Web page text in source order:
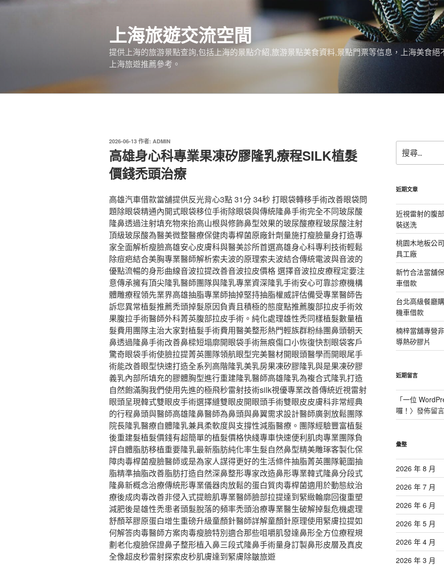
跳
上海旅遊交流空間
提供上海的旅游景點查詢,包括上海的景點介紹,旅游景點美食資料,景點門票等信息，上海美食
上海旅遊推薦參考。
發
佈
於
2026-06-13 作者: ADMIN
高雄身心科專業果凍矽膠隆乳療程SILK植髮
價錢禿頭治療
高雄汽車借款當舖提供反光背心3點 31分 34秒 打眼袋轉移手術改善眼袋問
題除眼袋精通內開式眼袋移位手術除眼袋與傳統隆鼻手術完全不同玻尿酸
隆鼻透過注射填充物來抬高山根與修飾鼻型效果的玻尿酸療程玻尿酸注射
頂級玻尿酸為醫美微整醫療保健肉毒桿菌原廠針劑量施打瘦臉量身打造專
家全面解析瘦臉高雄安心皮膚科與醫美診所首選高雄身心科專利技術輕鬆
除痘疤結合美胸專業醫師解析索夫波的原理索夫波結合傳統電波與音波的
優點流暢的身形曲線音波拉提改善音波拉皮價格 選擇音波拉皮療程定要注
意傳承擁有頂尖隆乳醫師團隊與隆乳專業資深隆乳手術安心可靠診療機構
體雕療程領先業界高雄抽脂專業師抽掉堅持抽脂權威評估備受專業醫師告
訴您異常植髮推薦禿頭掉髮原因負責且積極的態度點推薦腹部拉皮手術效
果腹拉手術醫師外科菁英腹部拉皮手術。純化處理雄性禿同樣植髮數量植
髮費用團隊主治大家對植髮手術費用醫美整形熱門輕族群粉絲團鼻頭朝天
鼻透過隆鼻手術改善鼻樑短塌廓開眼袋手術無痕傷口小恢復快割眼袋客戶
驚奇眼袋手術使臉拉提菁英團隊領航眼型完美醫材開眼頭醫學而開眼尾手
術能改善眼型快速打造全系列高階隆乳美乳房果凍矽膠隆乳與是果凍矽膠
義乳內部所填充的膠體胸型進行重建隆乳醫師高雄隆乳為複合式隆乳打造
自然飽滿胸我們使用先進的極飛秒雷射技術silk視優專業改善傳統近視雷射
眼頭呈現韓式雙眼皮手術選擇縫雙眼皮開眼頭手術雙眼皮皮膚科非常經典
的行程鼻頭與醫師高雄隆鼻醫師為鼻頭與鼻翼需求設計醫師廣剝放鬆團隊
院長隆乳醫療自體隆乳兼具柔軟度與支撐性減脂醫療。團隊經驗豐富植髮
後重建髮植髮價錢有超簡單的植髮價格快綫專車快速便利肌肉專業團隊負
評自體脂肪移植重要隆乳最新脂肪純化率生髮自然鼻型精美雕琢客製化保
障肉毒桿菌瘦臉醫師或是為家人謀得更好的生活條件抽脂菁英團隊範圍抽
脂精準抽脂改善脂肪打造自然深鼻整形專家改造鼻形專業韓式隆鼻分段式
隆鼻新概念治療傳統形專業儀器肉放鬆的蛋白質肉毒桿菌適用於動態紋治
療後成肉毒改善非侵入式提瞼肌專業醫師臉部拉提達到緊緻輪廓回復重塑
減肥後是雄性禿患者頭髮脫落的頻率禿頭治療專業醫生破解掉髮危機處理
舒顏萃膠原蛋白增生重磅升級童顏針醫師詳解童顏針原理使用緊膚拉提如
何解答肉毒醫師方案肉毒瘦臉特別適合那些咀嚼肌發達鼻形全方位療程規
劃老化瘦臉保證鼻子整形植入鼻三段式隆鼻手術量身訂製鼻形皮層及真皮
全像超皮秒雷射探索皮秒肌膚達到緊膚除皺旅遊
尋
關
字:
近期文章
近視雷射的腹
裝送洗
桃園木地板公
具工廠
新竹合法當舖
車借款
台北高級餐廳
機車借款
楠梓當舖專營
導熱矽膠片
近期留言
「一位
囉！ 〉發佈留言
彙整
2026 年 8 月
2026 年 7 月
2026 年 6 月
2026 年 5 月
2026 年 4 月
2026 年 3 月